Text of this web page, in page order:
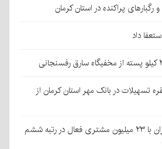
پراکنده در استان کرمان
داد
۵۷ هزار و ۷۵۰ فقره تسهیلات در بانک مهر استان کرمان از
بانک قرض‌الحسنه مهر ایران با ۲۳ میلیون مشتری فعال در رتبه ششم